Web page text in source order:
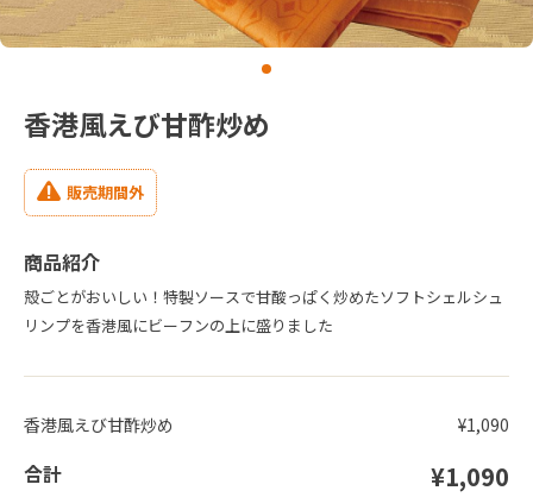
香港風えび甘酢炒め
販売期間外
商品紹介
殻ごとがおいしい！特製ソースで甘酸っぱく炒めたソフトシェルシュ
リンプを香港風にビーフンの上に盛りました
香港風えび甘酢炒め ¥1,090
合計 ¥1,090